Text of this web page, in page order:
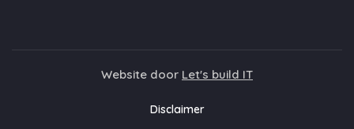
Website door Let's build IT
Disclaimer